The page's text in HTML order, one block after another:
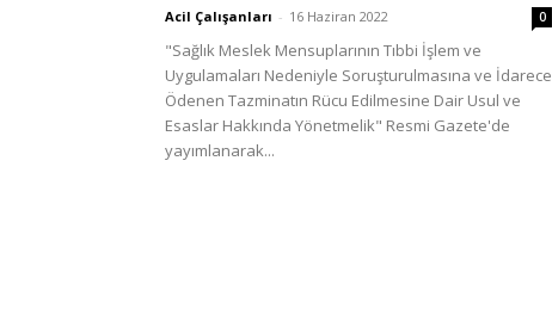
Acil Çalışanları - 16 Haziran 2022 0
"Sağlık Meslek Mensuplarının Tıbbi İşlem ve
Uygulamaları Nedeniyle Soruşturulmasına ve İdarece
Ödenen Tazminatın Rücu Edilmesine Dair Usul ve
Esaslar Hakkında Yönetmelik" Resmi Gazete'de
yayımlanarak...